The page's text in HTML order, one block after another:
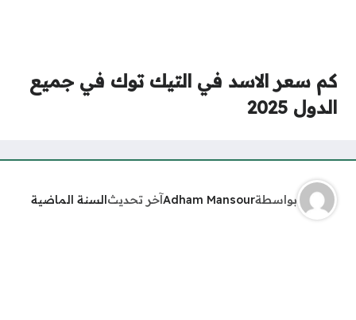
كم سعر الاسد في التيك توك في جميع
الدول 2025
بواسطةAdham Mansourآخر تحديثالسنة الماضية